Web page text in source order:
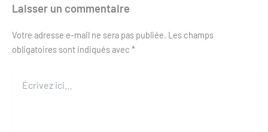
Laisser un commentaire
Votre adresse e-mail ne sera pas publiée. Les champs
obligatoires sont indiqués avec *
ici…